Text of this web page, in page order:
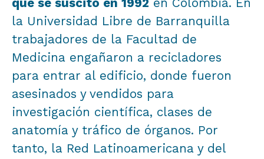
que se suscitó en 1992 en Colombia. En
la Universidad Libre de Barranquilla
trabajadores de la Facultad de
Medicina engañaron a recicladores
para entrar al edificio, donde fueron
asesinados y vendidos para
investigación científica, clases de
anatomía y tráfico de órganos. Por
tanto, la Red Latinoamericana y del